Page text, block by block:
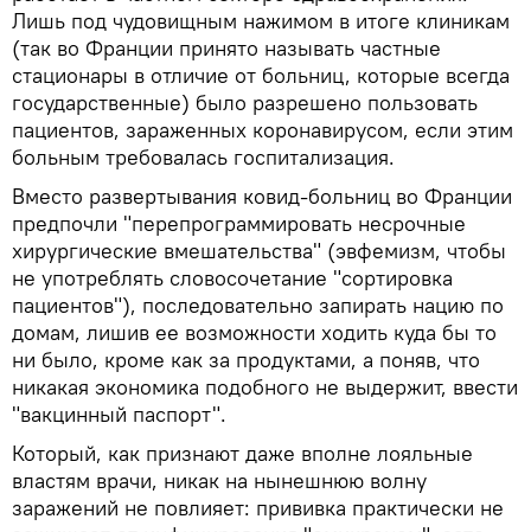
Лишь под чудовищным нажимом в итоге клиникам
(так во Франции принято называть частные
стационары в отличие от больниц, которые всегда
государственные) было разрешено пользовать
пациентов, зараженных коронавирусом, если этим
больным требовалась госпитализация.
Вместо развертывания ковид-больниц во Франции
предпочли "перепрограммировать несрочные
хирургические вмешательства" (эвфемизм, чтобы
не употреблять словосочетание "сортировка
пациентов"), последовательно запирать нацию по
домам, лишив ее возможности ходить куда бы то
ни было, кроме как за продуктами, а поняв, что
никакая экономика подобного не выдержит, ввести
"вакцинный паспорт".
Который, как признают даже вполне лояльные
властям врачи, никак на нынешнюю волну
заражений не повлияет: прививка практически не